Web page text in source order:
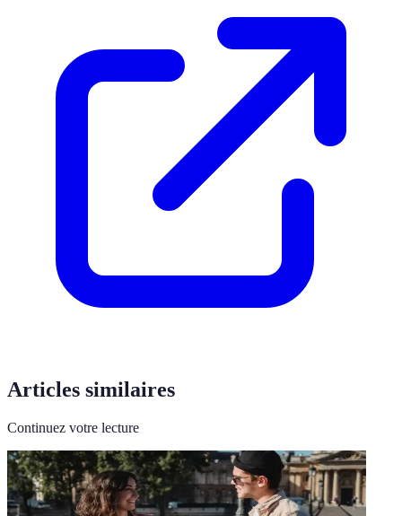
Articles similaires
Continuez votre lecture